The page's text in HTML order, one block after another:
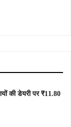
की डेयरी पर ₹11.80